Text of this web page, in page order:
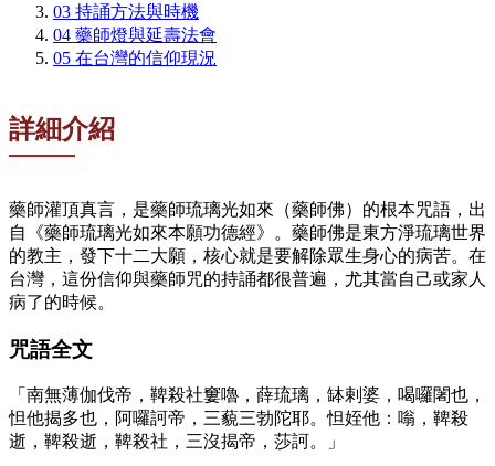
03 持誦方法與時機
04 藥師燈與延壽法會
05 在台灣的信仰現況
詳細介紹
藥師灌頂真言，是藥師琉璃光如來（藥師佛）的根本咒語，出
自《藥師琉璃光如來本願功德經》。藥師佛是東方淨琉璃世界
的教主，發下十二大願，核心就是要解除眾生身心的病苦。在
台灣，這份信仰與藥師咒的持誦都很普遍，尤其當自己或家人
病了的時候。
咒語全文
「南無薄伽伐帝，鞞殺社窶嚕，薛琉璃，缽剌婆，喝囉闍也，
怛他揭多也，阿囉訶帝，三藐三勃陀耶。怛姪他：嗡，鞞殺
逝，鞞殺逝，鞞殺社，三沒揭帝，莎訶。」